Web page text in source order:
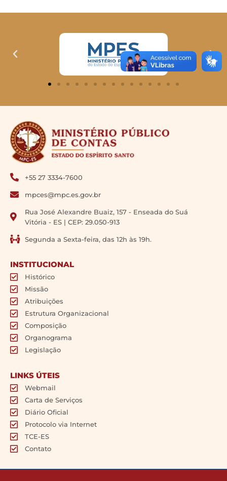
+55 27 3334-7600
mpces@mpc.es.gov.br
Rua José Alexandre Buaiz, 157 - Enseada do Suá
Vitória - ES | CEP: 29.050-913
Segunda a Sexta-feira, das 12h às 19h.
INSTITUCIONAL
Histórico
Missão
Atribuições
Estrutura Organizacional
Composição
Organograma
Legislação
LINKS ÚTEIS
Webmail
Carta de Serviços
Diário Oficial
Protocolo via Internet
TCE-ES
Contato